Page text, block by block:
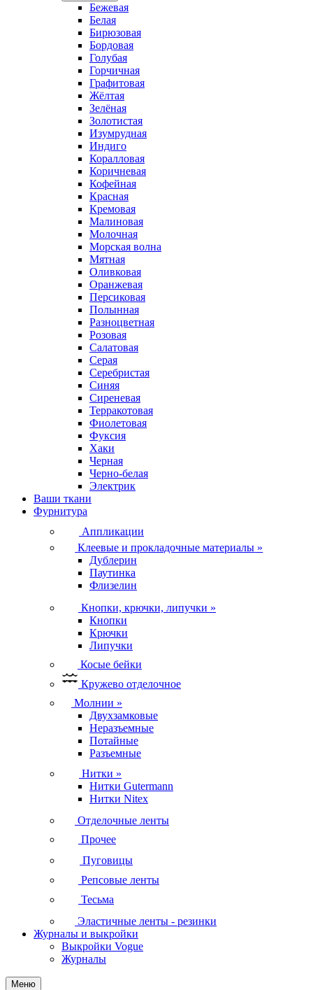
Бежевая
Белая
Бирюзовая
Бордовая
Голубая
Горчичная
Графитовая
Жёлтая
Зелёная
Золотистая
Изумрудная
Индиго
Коралловая
Коричневая
Кофейная
Красная
Кремовая
Малиновая
Молочная
Морская волна
Мятная
Оливковая
Оранжевая
Персиковая
Полынная
Разноцветная
Розовая
Салатовая
Серая
Серебристая
Синяя
Сиреневая
Терракотовая
Фиолетовая
Фуксия
Хаки
Черная
Черно-белая
Электрик
Ваши ткани
Фурнитура
Аппликации
Клеевые и прокладочные материалы »
Дублерин
Паутинка
Флизелин
Кнопки, крючки, липучки »
Кнопки
Крючки
Липучки
Косые бейки
Кружево отделочное
Молнии »
Двухзамковые
Неразъемные
Потайные
Разъемные
Нитки »
Нитки Gutermann
Нитки Nitex
Отделочные ленты
Прочее
Пуговицы
Репсовые ленты
Тесьма
Эластичные ленты - резинки
Журналы и выкройки
Выкройки Vogue
Журналы
Меню